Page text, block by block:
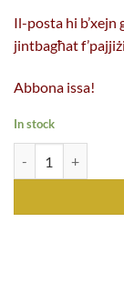
Il-posta hi
jintbagħat
Abbona issa!
In stock